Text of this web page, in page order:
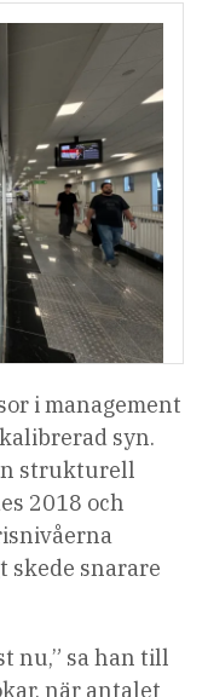
i management
syn.
strukturell
2018 och
skede snarare
nu,” sa han till
när antalet